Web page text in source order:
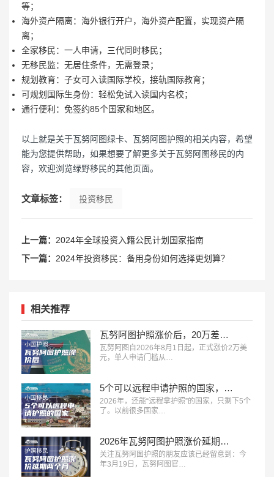
等；
海外资产隔离：海外银行开户，海外资产配置，实现资产隔
离；
全家移民：一人申请，三代同时移民；
无移民监：无居住条件，无需登录；
规划教育：子女可入读国际学校，接轨国际教育；
可规划国际生身份：轻松免试入读国内名校；
通行便利：免签约85个国家和地区。
以上就是关于瓦努阿图绿卡、瓦努阿图护照的相关内容，希望
能为您提供帮助，如果想要了解更多关于瓦努阿图移民的内
容，欢迎浏览绿野移民的其他页面。
文章标签： 投资移民
上一篇： 2024年全球投资入籍公民计划国家指南
下一篇： 2024年投资移民：备用身份如何选择更划算？
相关推荐
瓦努阿图护照涨价后，20万差价和圣多美怎么选？
瓦努阿图自2026年8月1日起，正式涨价2万美
元，单人申请门槛从…
5个可以远程申请护照的国家，9万美元换独立海外身份
2026年，还能“远程拿护照”的国家，只剩下5个
了。以前很多国家…
2026年瓦努阿图护照涨价延期两个月！最后窗口期！
关注瓦努阿图护照的朋友应该已经留意到：今
年3月19日，瓦努阿图官…